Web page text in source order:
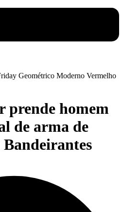
homem
de arma de